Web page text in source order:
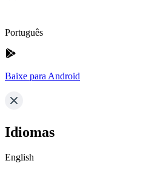
Português
Baixe para Android
Idiomas
English